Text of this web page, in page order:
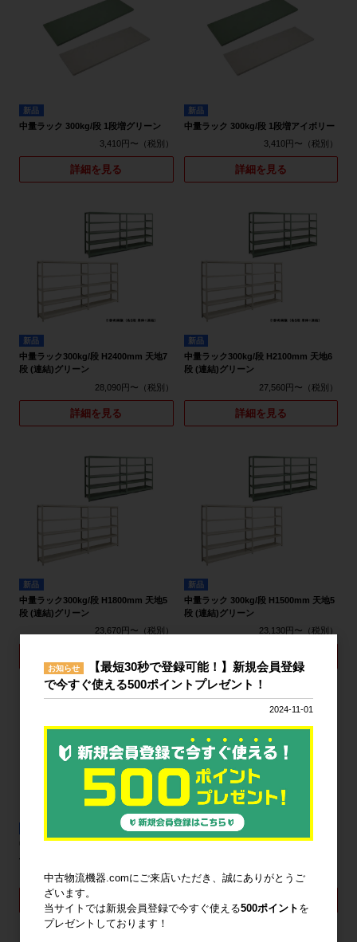
新品
中量ラック 300kg/段 1段増グリーン
3,410円〜
詳細を見る
新品
中量ラック 300kg/段 1段増アイボリー
3,410円〜
詳細を見る
新品
中量ラック300kg/段 H2400mm 天地7
段 (連結)グリーン
28,090円〜
詳細を見る
新品
中量ラック300kg/段 H2100mm 天地6
段 (連結)グリーン
27,560円〜
詳細を見る
新品
中量ラック300kg/段 H1800mm 天地5
段 (連結)グリーン
23,670円〜
新品
中量ラック 300kg/段 H1500mm 天地5
段 (連結)グリーン
23,130円〜
中量ラック300kg/段 H2400mm 天地7
段 (連結)アイボリー
28,090円〜
詳細を見る
新品
中量ラック300kg/段 H2100mm 天地6
27,560円〜
詳細を見る
お知らせ
【最短30秒で登録可能！】新規会員登録
で今すぐ使える500ポイントプレゼント！
2024-11-01
中古物流機器.comにご来店いただき、誠にありがとうご
ざいます。
当サイトでは新規会員登録で今すぐ使える500ポイント を
プレゼントしております！